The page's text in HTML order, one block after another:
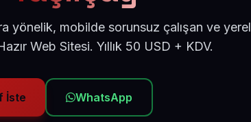
yönelik, mobilde sorunsuz çalışan ve yerel
Web Sitesi. Yıllık 50 USD + KDV.
İste WhatsApp